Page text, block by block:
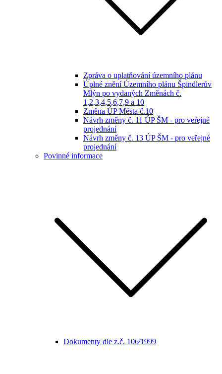
Zpráva o uplatňování územního plánu
Úplné znění Územního plánu Špindlerův
Mlýn po vydaných Změnách č.
1,2,3,4,5,6,7,9 a 10
Změna ÚP Města č.10
Návrh změny č. 11 ÚP ŠM - pro veřejné
projednání
Návrh změny č. 13 ÚP ŠM - pro veřejné
projednání
Povinné informace
Dokumenty dle z.č. 106⁄1999